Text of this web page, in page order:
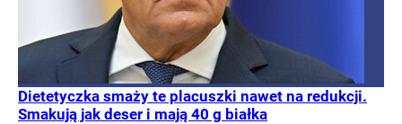
Dietetyczka smaży te placuszki nawet na redukcji.
Smakują jak deser i mają 40 g białka